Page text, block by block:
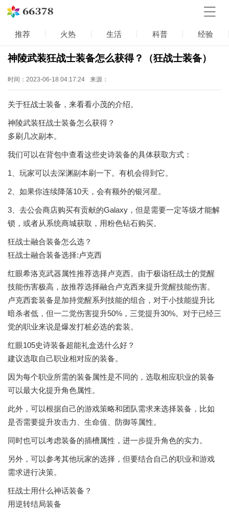
推荐 火热 生活 科普 经验
神陵武装狂战士装备怎么获得？（狂战士装备）
时间：2023-06-18 04:17:24 来源：
关于狂战士装备，来看看小茂的介绍。
神陵武装狂战士装备怎么获得？
多刷几次副本。
我们可以在背包中查看这些史诗装备的具体获取方式：
1、玩家可以去深渊副本刷一下。有机会得到它。
2、如果你连续降落10天，会有额外的银河星。
3、去公会商店购买有贡献的Galaxy，但是需要一定等级才能解
锁，或者从系统商城获取，用粉色钻石购买。
狂战士融合装备怎么选？
狂战士融合装备选择:卢克西
红眼希洛克武器属性推荐选择卢克西。由于极诣狂战士的觉醒
技能伤害极高，故推荐选择融合卢克西来提升觉醒技能伤害。
卢克西套装备是加持觉醒系列技能的组合，对于小技能提升比
暗杀者低，但一二觉伤害提升50%，三觉提升30%。对于已经三
觉的职业来说是爆发打桩必选的套装。
红眼105史诗装备超能礼盒选什么好？
建议选取自己职业相对应的装备。
因为每个职业所需的装备属性是不同的，选取相应职业的装备
可以最大化提升角色属性。
此外，可以根据自己的游戏策略和团队需求来选择装备，比如
是否需要提升攻击力、生命值、防御等属性。
同时也可以考虑装备的插槽属性，进一步提升角色的实力。
另外，可以参考其他玩家的选择，但要结合自己的职业和游戏
需求进行决策。
狂战士用什么神话装备？
用逆转结局装备